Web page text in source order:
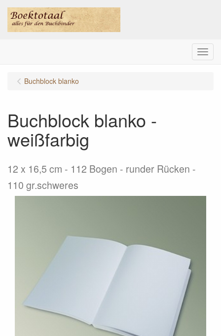
Menu
Buchblock blanko
Buchblock blanko -
weißfarbig
12 x 16,5 cm - 112 Bogen - runder Rücken -
110 gr.schweres